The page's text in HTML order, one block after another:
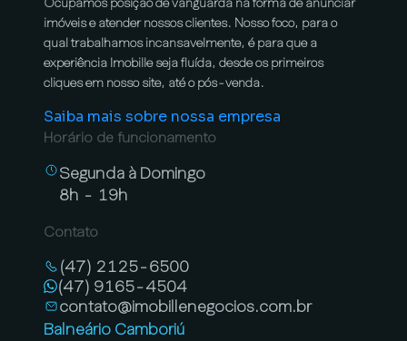
imóveis e atender nossos clientes. Nosso foco, para o
qual trabalhamos incansavelmente, é para que a
experiência Imobille seja fluída, desde os primeiros
cliques em nosso site, até o pós-venda.
Saiba mais sobre nossa empresa
Horário de funcionamento
Segunda à Domingo
8h - 19h
Contato
(47) 2125-6500
(47) 9165-4504
contato@imobillenegocios.com.br
Balneário Camboriú